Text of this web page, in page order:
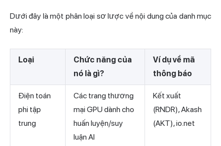
Dưới đây là một phân loại sơ lược về nội dung của danh mục
này:
Loại
Chức năng của
nó là gì?
Ví dụ về mã
thông báo
Điện toán
phi tập
trung
Các trang thương
mại GPU dành cho
huấn luyện/suy
luận AI
Kết xuất
(RNDR), Akash
(AKT), io.net